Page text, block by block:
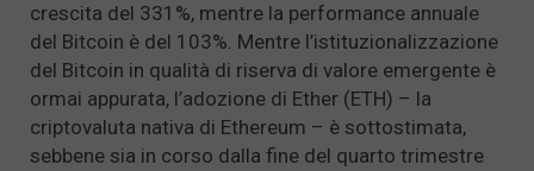
crescita del 331%, mentre la performance annuale
del Bitcoin è del 103%. Mentre l’istituzionalizzazione
del Bitcoin in qualità di riserva di valore emergente è
ormai appurata, l’adozione di Ether (ETH) – la
criptovaluta nativa di Ethereum – è sottostimata,
sebbene sia in corso dalla fine del quarto trimestre